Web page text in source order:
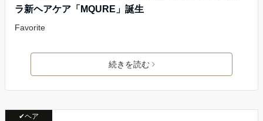
ラ新ヘアケア「MQURE」誕生
Favorite
続きを読む
✔ヘア